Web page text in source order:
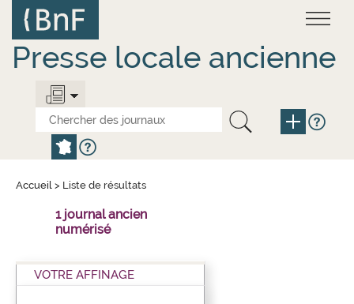
contenu
principal
Presse locale ancienne
Accueil > Liste de résultats
1 journal ancien
numérisé
VOTRE AFFINAGE
Panneau de gestion des cookies